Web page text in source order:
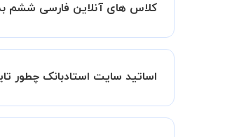
مانند کتابخانه با استاد خود
کلاس های آنلاین فارسی ششم
کلاس ها در دو محیط اسکای روم
اساتید سایت استادبانک چطور
در ابتدا تیم داوری استادبانک